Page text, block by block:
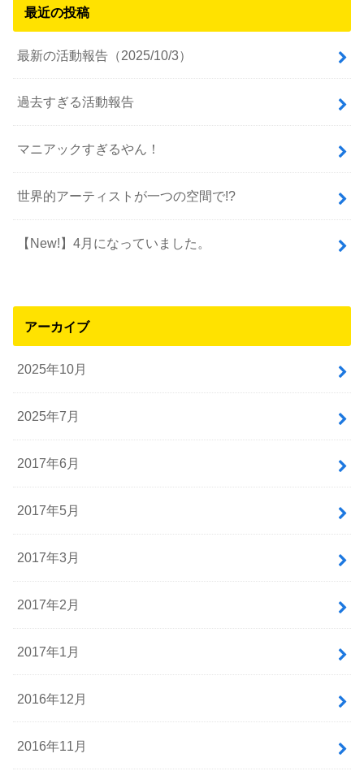
最近の投稿
最新の活動報告（2025/10/3）
過去すぎる活動報告
マニアックすぎるやん！
世界的アーティストが一つの空間で!?
【New!】4月になっていました。
アーカイブ
2025年10月
2025年7月
2017年6月
2017年5月
2017年3月
2017年2月
2017年1月
2016年12月
2016年11月